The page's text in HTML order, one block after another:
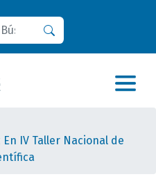
IV Taller Nacional de